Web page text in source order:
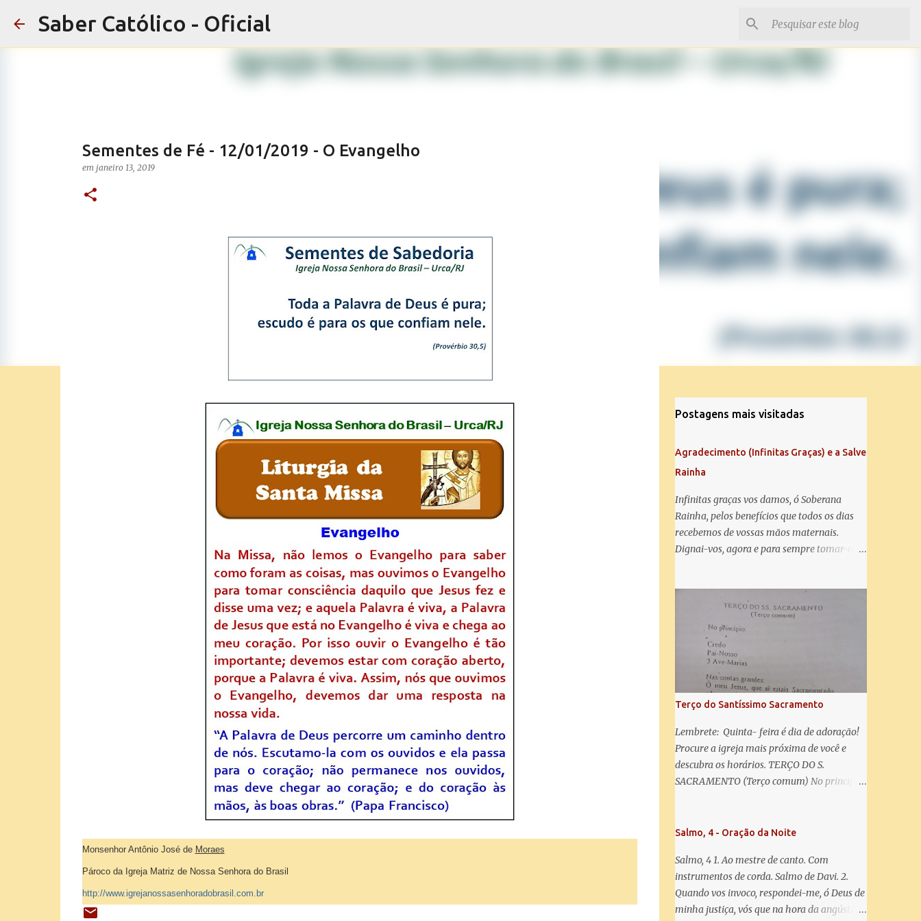
Saber Católico - Oficial
Sementes de Fé - 12/01/2019 - O Evangelho
em janeiro 13, 2019
Monsenhor Antônio José de Moraes
Pároco da Igreja Matriz de Nossa Senhora do Brasil
http://www.igrejanossasenhoradobrasil.com.br
Postagens mais visitadas
Agradecimento (Infinitas Graças) e a Salve
Rainha
Infinitas graças vos damos, ó Soberana
Rainha, pelos benefícios que todos os dias
recebemos de vossas mãos maternais.
Dignai-vos, agora e para sempre tomar-nos
Salve Rainha: Salve Rainha , Mãe de
misericórdia, vida, doçura, esperança nossa,
salve! A vós bradamos os degredados filhos
de Eva, a vós suspiramos, gemendo e
chorando neste vale de lágrimas. Eia, pois,
Advogada nossa, estes vossos olhos
misericordiosos a nós volvei, e depois deste
desterro, mostrai-nos Jesus. Bendito é o
fruto do vosso ventre, ó clemente, ó piedosa,
ó doce e sempre Virgem Maria. Rogai por
nós Santa Mãe de Deus. Para que sejamos
dignos das promessas de Cristo. Amém.
Terço do Santíssimo Sacramento
Lembrete: Quinta- feira é dia de adoração!
Procure a igreja mais próxima de você e
descubra os horários. TERÇO DO S.
SACRAMENTO (Terço comum) No principio:
Sacramentado, não permitais que eu viva
coração ao Vosso e o Vosso ao meu, e, nem
sem Vós morra eu! Nas contas pequenas:
Sacramento de Amor! Misericórdia Senhor!
Glória ao Pai: Cristo pão da vida e remédio
Salmo, 4 - Oração da Noite
Salmo, 4 1. Ao mestre de canto. Com
instrumentos de corda. Salmo de Davi. 2.
Quando vos invoco, respondei-me, ó Deus de
minha justiça, vós que na hora da angústia